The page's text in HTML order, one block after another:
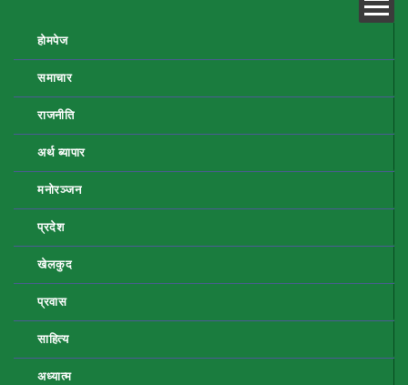
होमपेज
समाचार
राजनीति
अर्थ ब्यापार
मनोरञ्जन
प्रदेश
खेलकुद
प्रवास
साहित्य
अध्यात्म